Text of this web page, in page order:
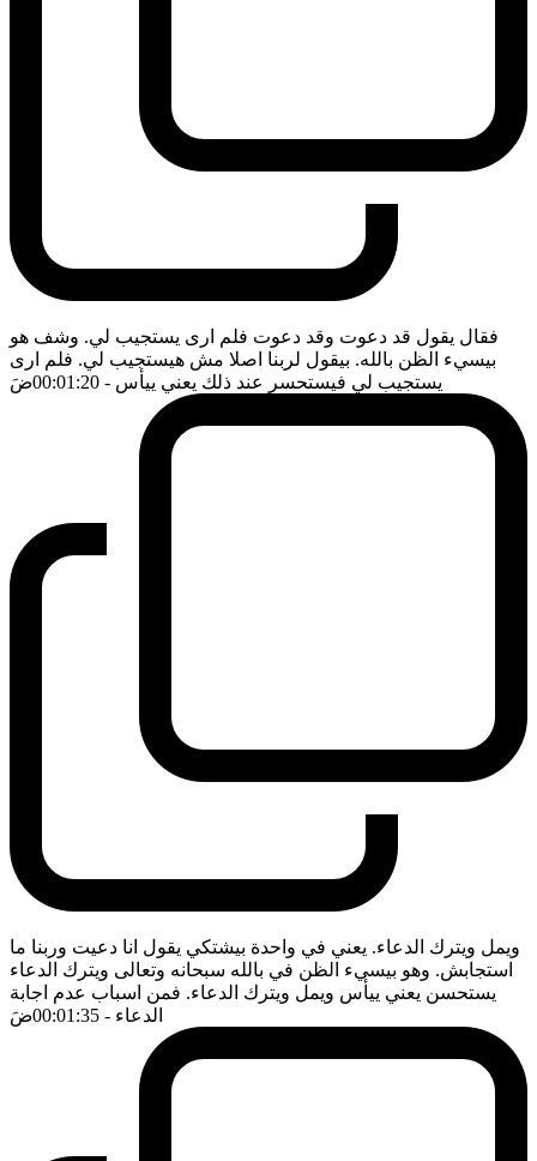
فقال يقول قد دعوت وقد دعوت فلم ارى يستجيب لي. وشف هو
بيسيء الظن بالله. بيقول لربنا اصلا مش هيستجيب لي. فلم ارى
يستجيب لي فيستحسر عند ذلك يعني ييأس - 00:01:20 ضَ
ويمل ويترك الدعاء. يعني في واحدة بيشتكي يقول انا دعيت وربنا ما
استجابش. وهو بيسيء الظن في بالله سبحانه وتعالى ويترك الدعاء
يستحسن يعني ييأس ويمل ويترك الدعاء. فمن اسباب عدم اجابة
الدعاء - 00:01:35 ضَ